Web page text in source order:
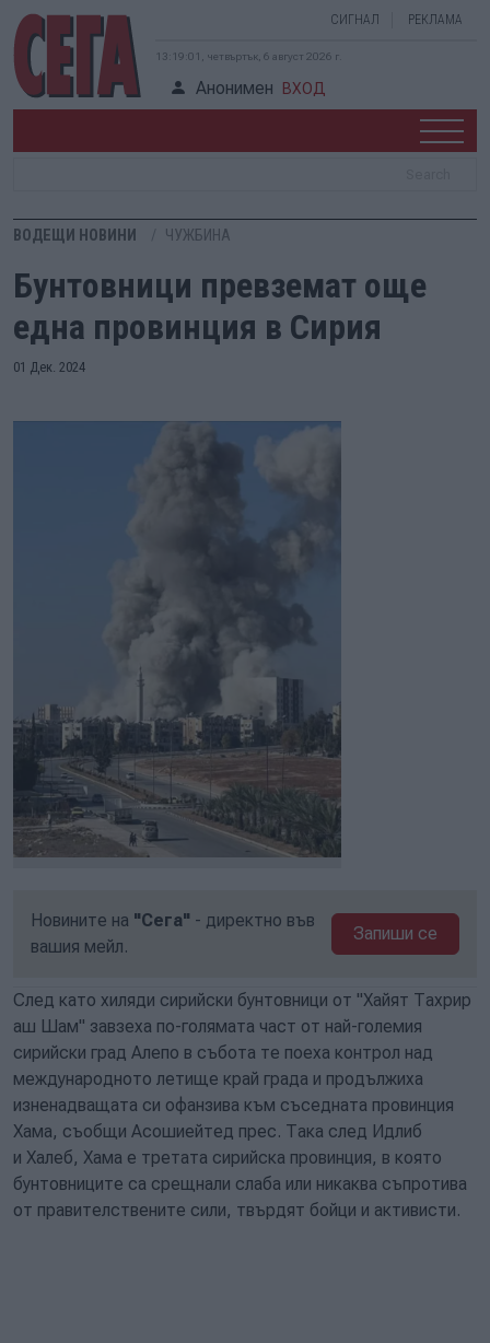
СИГНАЛ РЕКЛАМА
13:19:01, четвъртък, 6 август 2026 г.
Анонимен ВХОД
ВОДЕЩИ НОВИНИ ЧУЖБИНА
Бунтовници превземат още
една провинция в Сирия
01 Дек. 2024
Новините на "Сега" - директно във
вашия мейл.
Запиши се
След като хиляди сирийски бунтовници от "Хайят Тахрир
аш Шам" завзеха по-голямата част от най-големия
сирийски град Алепо в събота те поеха контрол над
международното летище край града и продължиха
изненадващата си офанзива към съседната провинция
Хама, съобщи Асошиейтед прес. Така след Идлиб
и Халеб, Хама е третата сирийска провинция, в която
бунтовниците са срещнали слаба или никаква съпротива
от правителствените сили, твърдят бойци и активисти.